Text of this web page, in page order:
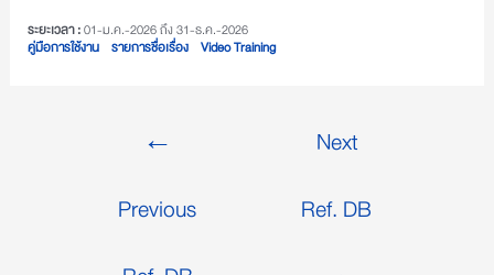
ระยะเวลา :01-ม.ค.-2026 ถึง 31-ธ.ค.-2026
คู่มือการใช้งาน รายการชื่อเรื่อง Video Training
←
Previous
Next
Ref. DB